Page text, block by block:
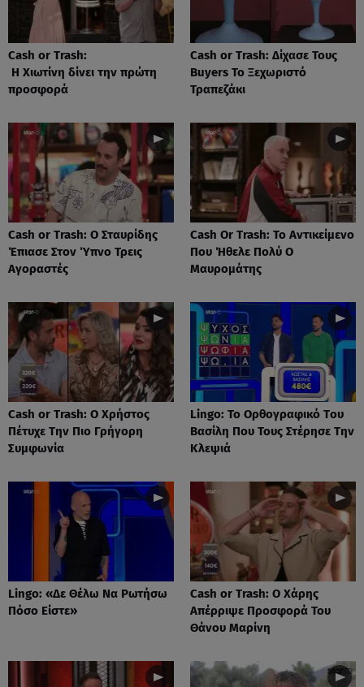
Cash or Trash:
Η Χιωτίνη δίνει την πρώτη
προσφορά
Cash or Trash: Δίχασε Τους
Buyers Το Ξεχωριστό
Τραπεζάκι
Cash or Trash: Ο Σταυρίδης
Έπιασε Στον Ύπνο Τρεις
Αγοραστές
Cash Or Trash: Το Αντικείμενο
Που Ήθελε Πολύ Ο
Μαυρομάτης
Cash or Trash: Ο Χρήστος
Πέτυχε Την Πιο Γρήγορη
Συμφωνία
Lingo: Το Oρθογραφικό Tου
Βασίλη Που Τους Στέρησε Την
Κλεψιά
Lingo: «Δε Θέλω Να Ρωτήσω
Πόσο Είστε»
Cash or Trash: Ο Χάρης
Απέρριψε Προσφορά Του
Θάνου Μαρίνη